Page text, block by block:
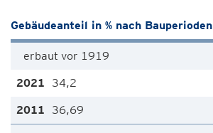
Gebäudeanteil in % nach Bauperioden
erbaut vor 1919
34,2
36,69